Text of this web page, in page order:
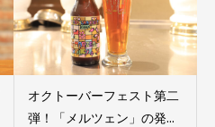
オクトーバーフェスト第二
弾！「メルツェン」の発...